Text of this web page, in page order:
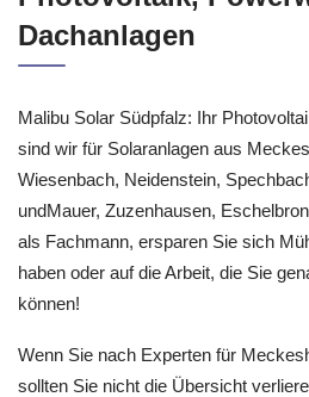
Dachanlagen
Malibu Solar Südpfalz: Ihr
sind wir für Solaranlagen aus
Wiesenbach, Neidenstein,
undMauer, Zuzenhausen,
als Fachmann, ersparen Sie sich
haben oder auf die Arbeit, die Sie
können!
Wenn Sie nach Experten für
sollten Sie nicht die Übersicht